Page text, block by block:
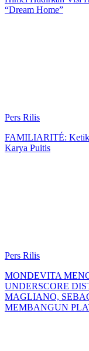
“Dream Home”
Pers Rilis
FAMILIARITÉ: Ketika
Karya Puitis
Pers Rilis
MONDEVITA
UNDERSCORE
MAGLIANO,
MEMBANGUN